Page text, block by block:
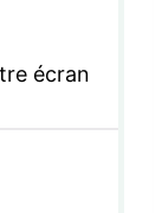
écran